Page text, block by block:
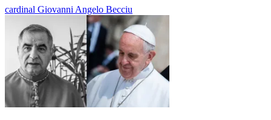
cardinal Giovanni Angelo Becciu